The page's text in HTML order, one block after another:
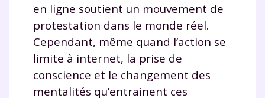
en ligne soutient un mouvement de
protestation dans le monde réel.
Cependant, même quand l’action se
limite à internet, la prise de
conscience et le changement des
mentalités qu’entrainent ces